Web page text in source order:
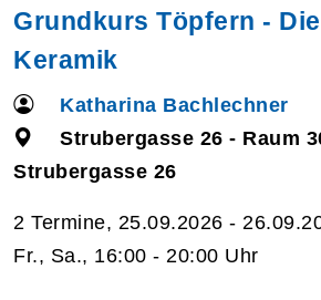
Grundkurs Töpfern -
Keramik
Katharina Bachlechner
Strubergasse 26 - Raum
Strubergasse 26
2 Termine, 25.09.2026 -
Fr., Sa., 16:00 - 20:00 Uhr